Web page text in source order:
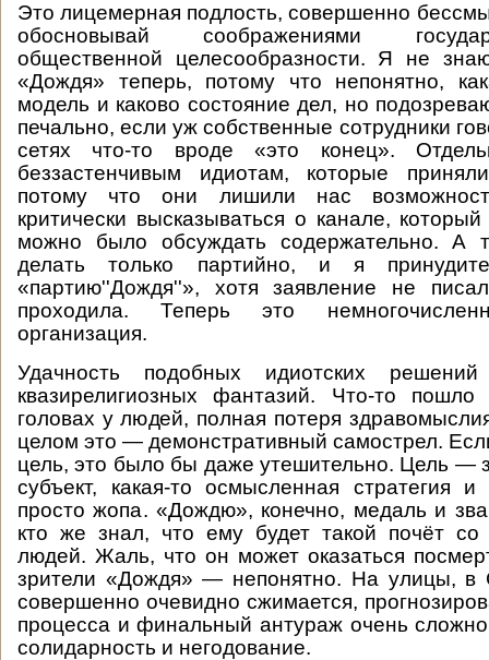
Это лицемерная подлость, совершенно
обосновывай соображениями
общественной целесообразности. Я не
«Дождя» теперь, потому что непонятно,
модель и каково состояние дел, но
печально, если уж собственные сотрудники
сетях что-то вроде «это конец».
беззастенчивым идиотам, которые
потому что они лишили нас
критически высказываться о канале,
можно было обсуждать содержательно. А
делать только партийно, и я
«партию''Дождя''», хотя заявление не
проходила. Теперь это
организация.
Удачность подобных идиотских
квазирелигиозных фантазий. Что-то
головах у людей, полная потеря
целом это — демонстративный самострел.
цель, это было бы даже утешительно. Цель —
субъект, какая-то осмысленная стратегия
просто жопа. «Дождю», конечно, медаль и
кто же знал, что ему будет такой почёт
людей. Жаль, что он может оказаться
зрители «Дождя» — непонятно. На улицы, в
совершенно очевидно сжимается,
процесса и финальный антураж очень
солидарность и негодование.